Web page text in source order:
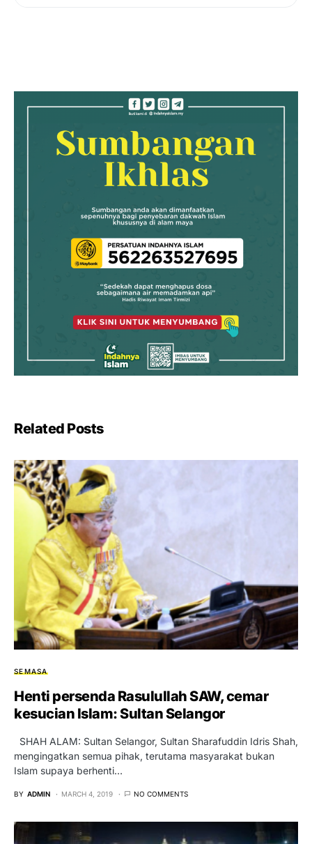
Related Posts
SEMASA
Henti persenda Rasulullah SAW, cemar
kesucian Islam: Sultan Selangor
SHAH ALAM: Sultan Selangor, Sultan Sharafuddin Idris Shah,
mengingatkan semua pihak, terutama masyarakat bukan
Islam supaya berhenti…
BY ADMIN MARCH 4, 2019 NO COMMENTS